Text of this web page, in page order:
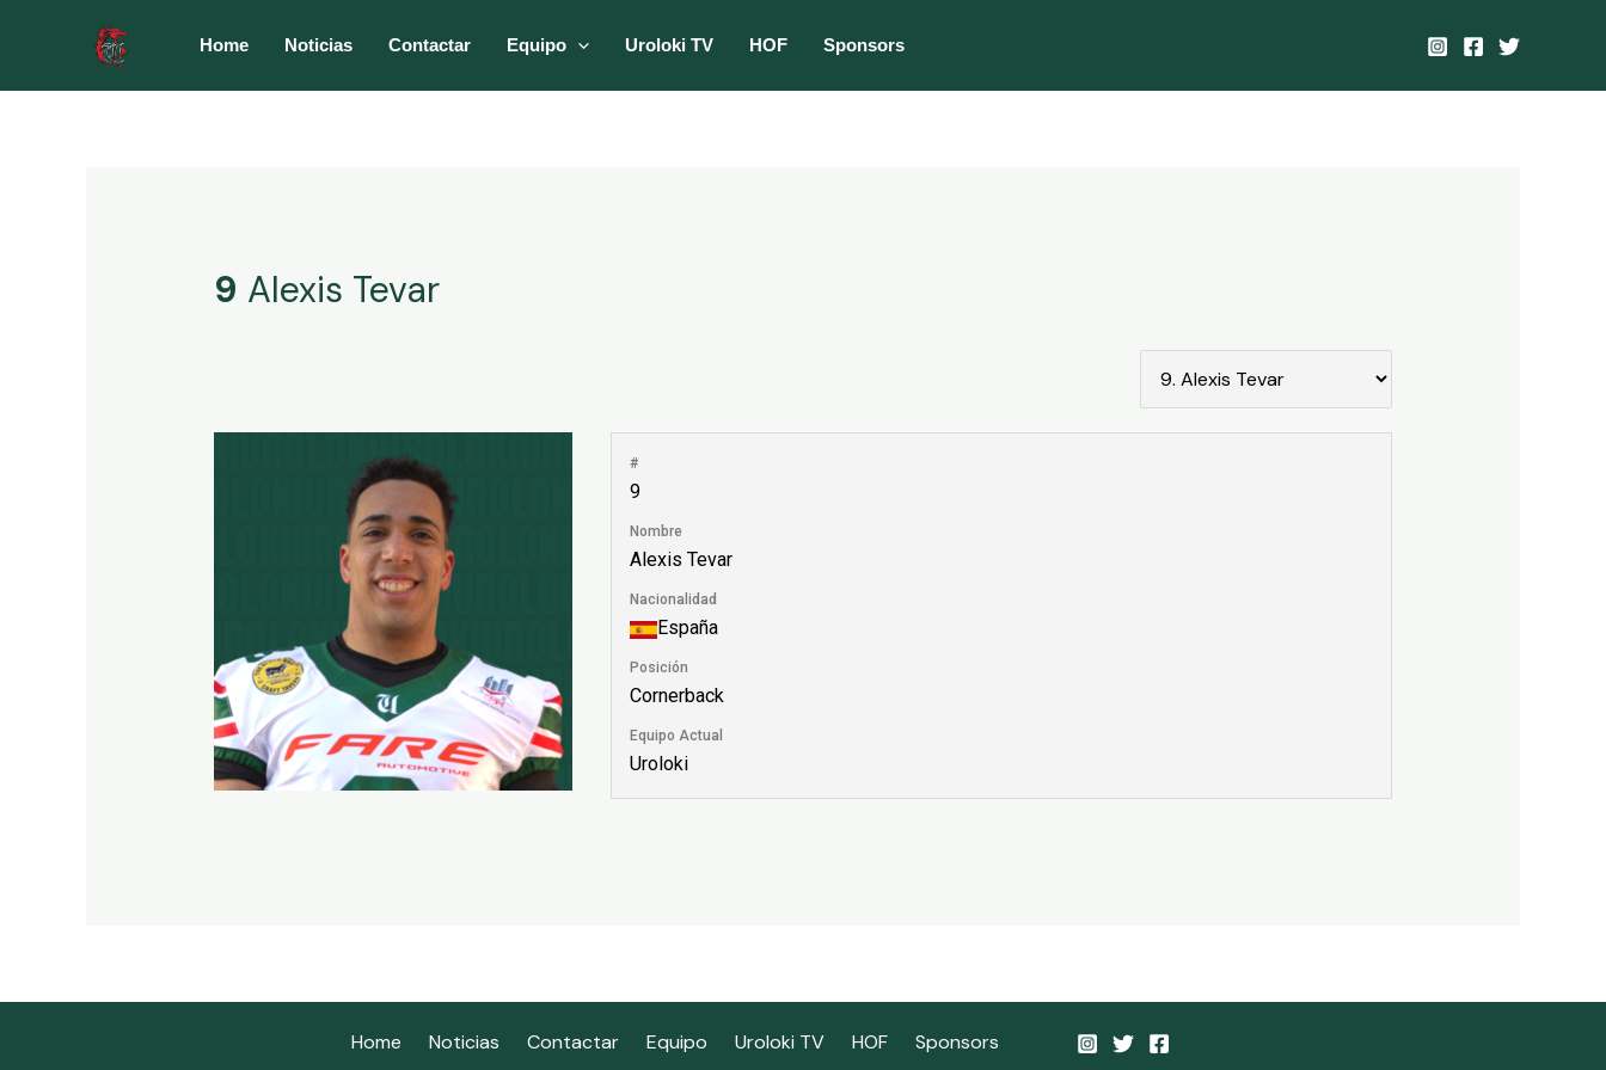
Home Noticias Contactar Equipo Uroloki TV HOF Sponsors
9 Alexis Tevar
#
9
Nombre
Alexis Tevar
Nacionalidad
España
Posición
Cornerback
Equipo Actual
Uroloki
Home Noticias Contactar Equipo Uroloki TV HOF Sponsors